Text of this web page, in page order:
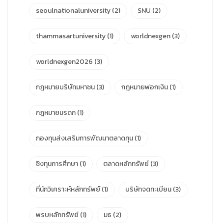
seoulnationaluniversity(2) SNU (2)
thammasartuniversity(1) worldnexgen(3)
worldnexgen2026 (3)
กฎหมายบริษัทมหาชน(3) กฎหมายฟอกเงิน(1)
กฎหมายมรดก(1)
กองทุนส่งเสริมการพัฒนาตลาดทุน(1)
ชิงทุนการศึกษา(1) ตลาดหลักทรัพย์(3)
ที่นักวิเคราะห์หลักทรัพย์(1) บริษัทจดทะเบียน(3)
พรบหลักทรัพย์(1) มธ (2)